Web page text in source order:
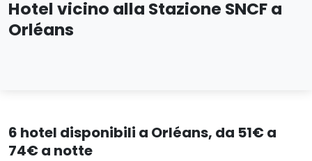
Hotel vicino alla Stazione SNCF a
Orléans
6 hotel disponibili a Orléans, da 51€ a
74€ a notte